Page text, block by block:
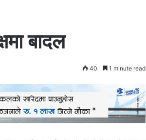
बादल
40 1 minute read